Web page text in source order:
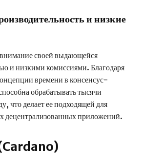
и низкие
своей выдающейся
и низкими комиссиями. Благодаря
времени в консенсус-
обрабатывать тысячи
что делает ее подходящей для
децентрализованных приложений.